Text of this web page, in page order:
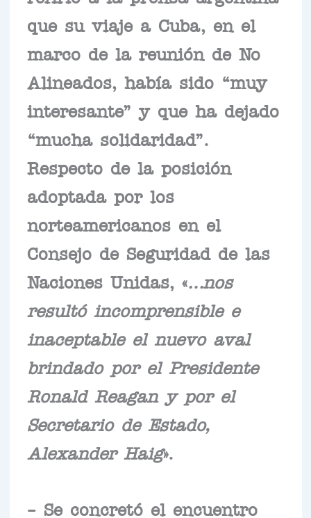
que su viaje a Cuba, en el
marco de la reunión de No
Alineados, había sido “muy
interesante” y que ha dejado
“mucha solidaridad”.
Respecto de la posición
adoptada por los
norteamericanos en el
Consejo de Seguridad de las
Naciones Unidas, «…nos
resultó incomprensible e
inaceptable el nuevo aval
brindado por el Presidente
Ronald Reagan y por el
Secretario de Estado,
Alexander Haig».
– Se concretó el encuentro